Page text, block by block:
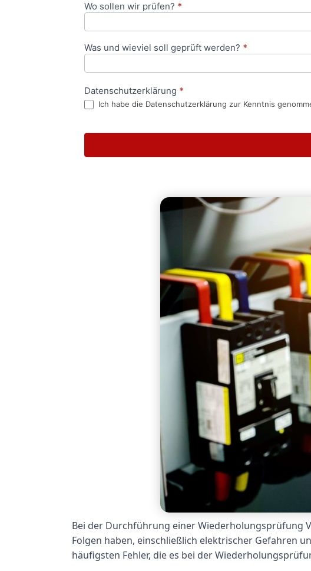
Wo sollen wir prüfen? *
Was und wieviel soll geprüft werden? *
Datenschutzerklärung *
Ich habe die Datenschutzerklärung zur Kenntnis
Bei der Durchführung einer Wiederholungsprüfung
Folgen haben, einschließlich elektrischer Gefahren
häufigsten Fehler, die es bei der